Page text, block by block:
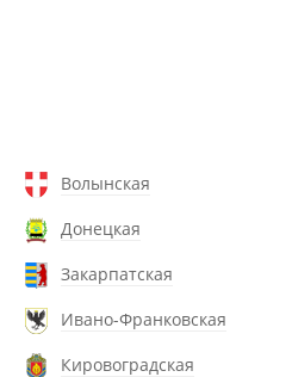
Волынская
Донецкая
Закарпатская
Ивано-Франковская
Кировоградская